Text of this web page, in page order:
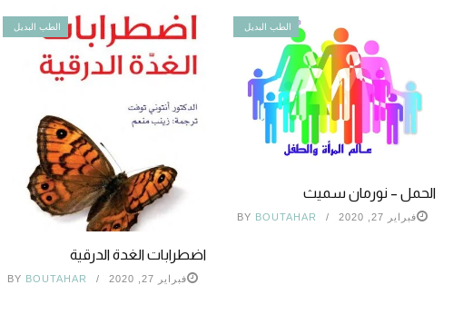
الطب البديل
اضطرابات الغدة الدرقية
فبراير 27, 2020 BY BOUTAHAR
الطب البديل
الحمل – نورمان سميث
فبراير 27, 2020 BY BOUTAHAR